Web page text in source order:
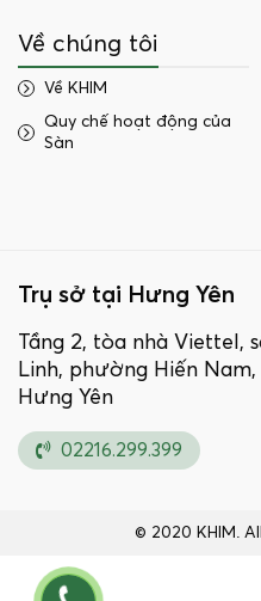
Về chúng tôi
Về KHIM
Quy chế hoạt động của
Sàn
Trụ sở tại Hưng Yên
Tầng 2, tòa nhà Viettel,
Linh, phường Hiến
Hưng Yên
02216.299.399
© 2020 KHIM.